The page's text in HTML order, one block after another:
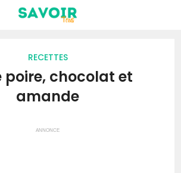
RECETTES
poire, chocolat et
amande
ANNONCE